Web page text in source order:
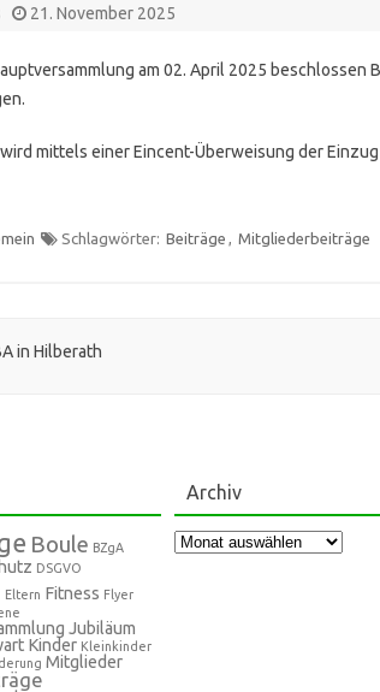
21. November 2025
am 02. April 2025 beschlossen
mittels einer Eincent-Überweisung der
Schlagwörter: Beiträge , Mitgliederbeiträge
in Hilberath
Boule BZgA
DSGVO
Eltern Fitness Flyer
Jubiläum
Kinder Kleinkinder
Mitglieder
Archiv
Archiv